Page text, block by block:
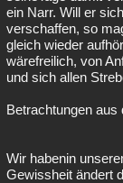
ein Narr. Will er
verschaffen, so
gleich wieder
wärefreilich, von
und sich allen
Betrachtungen aus
Wir habenin
Gewissheit ändert